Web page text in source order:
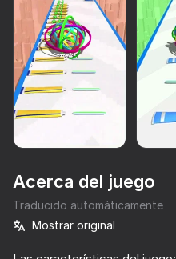
Más de 10,000 juegos.
74
65
Acerca del juego
Traducido automáticamente
Mostrar original